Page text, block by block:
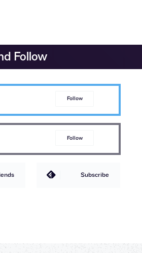
Follow
Follow
Follow
Subscribe